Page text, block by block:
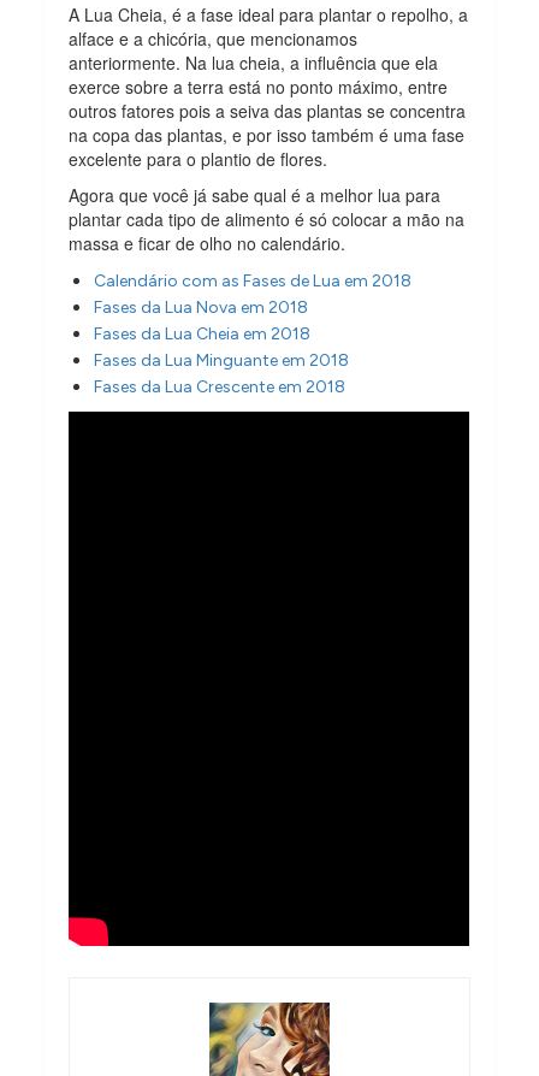
A Lua Cheia, é a fase ideal para plantar o repolho, a
alface e a chicória, que mencionamos
anteriormente. Na lua cheia, a influência que ela
exerce sobre a terra está no ponto máximo, entre
outros fatores pois a seiva das plantas se concentra
na copa das plantas, e por isso também é uma fase
excelente para o plantio de flores.
Agora que você já sabe qual é a melhor lua para
plantar cada tipo de alimento é só colocar a mão na
massa e ficar de olho no calendário.
Calendário com as Fases de Lua em 2018
Fases da Lua Nova em 2018
Fases da Lua Cheia em 2018
Fases da Lua Minguante em 2018
Fases da Lua Crescente em 2018